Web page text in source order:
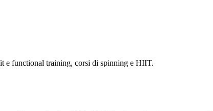
e functional training, corsi di spinning e HIIT.